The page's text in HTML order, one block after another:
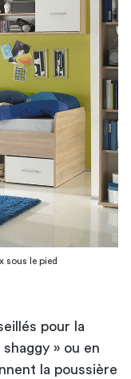
sous le pied
pour la
» ou en
la poussière